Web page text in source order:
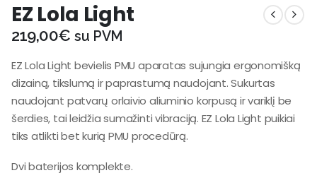
EZ Lola Light
219,00€ su PVM
EZ Lola Light bevielis PMU aparatas sujungia ergonomišką
dizainą, tikslumą ir paprastumą naudojant. Sukurtas
naudojant patvarų orlaivio aliuminio korpusą ir variklį be
šerdies, tai leidžia sumažinti vibraciją. EZ Lola Light puikiai
tiks atlikti bet kurią PMU procedūrą.
Dvi baterijos komplekte.